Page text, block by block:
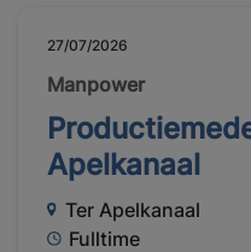
27/07/2026
Manpower
Apelkanaal
Ter Apelkanaal
Fulltime